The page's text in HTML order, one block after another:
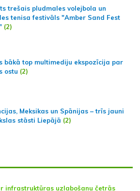
trešais pludmales volejbola un
tenisa festivāls "Amber Sand Fest
(2)
bākā top multimediju ekspozīcija par
ostu (2)
Meksikas un Spānijas – trīs jauni
stāsti Liepājā (2)
infrastruktūras uzlabošanu četrās